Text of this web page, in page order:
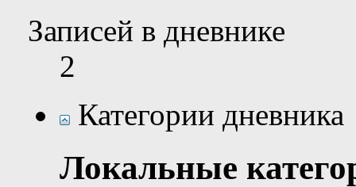
Записей в дневнике
2
Категории дневника
Локальные